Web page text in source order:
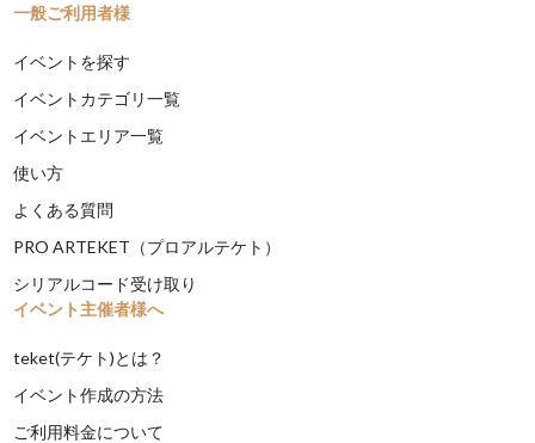
一般ご利用者様
イベントを探す
イベントカテゴリ一覧
イベントエリア一覧
使い方
よくある質問
PRO ARTEKET（プロアルテケト）
シリアルコード受け取り
イベント主催者様へ
teket(テケト)とは？
イベント作成の方法
ご利用料金について